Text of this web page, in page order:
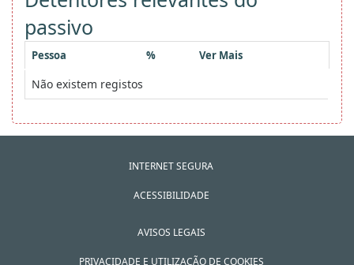
passivo
Pessoa % Ver Mais
Não existem registos
INTERNET SEGURA
ACESSIBILIDADE
AVISOS LEGAIS
PRIVACIDADE E UTILIZAÇÃO DE COOKIES